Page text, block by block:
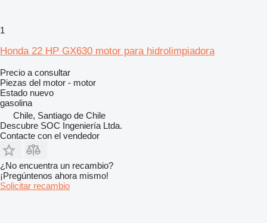
1
Honda 22 HP GX630 motor para hidrolimpiadora
Precio a consultar
Piezas del motor - motor
Estado nuevo
gasolina
Chile, Santiago de Chile
Descubre SOC Ingeniería Ltda.
Contacte con el vendedor
¿No encuentra un recambio?
¡Pregúntenos ahora mismo!
Solicitar recambio